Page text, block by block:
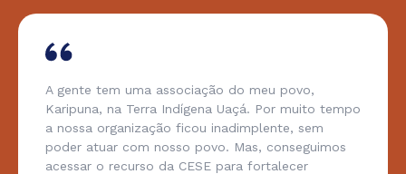
A gente tem uma associação do meu povo,
Karipuna, na Terra Indígena Uaçá. Por muito tempo
a nossa organização ficou inadimplente, sem
poder atuar com nosso povo. Mas, conseguimos
acessar o recurso da CESE para fortalecer